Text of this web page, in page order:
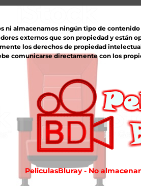
ni almacenamos ningún tipo de
externos que son propiedad y
los derechos de propiedad
comunicarse directamente con los
PeliculasBluray - No